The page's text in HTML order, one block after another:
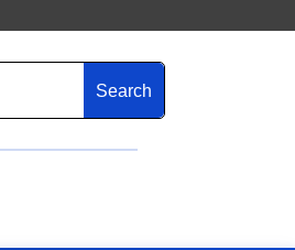
Search